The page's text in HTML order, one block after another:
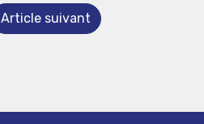
Article suivant